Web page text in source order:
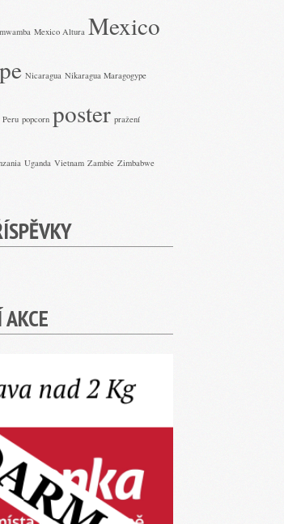
Mexico Altura Mexico
Nicaragua Nikaragua Maragogype
Peru popcorn poster pražení
Uganda Vietnam Zambie Zimbabwe